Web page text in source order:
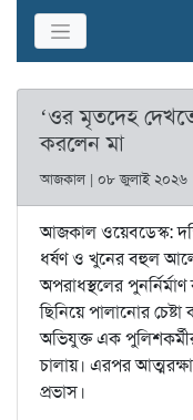
‘ওর মৃতদেহ
করলেন মা
আজকাল | ০৮ জুলাই ২০২৬
আজকাল ওয়েবডেস্ক:
ধর্ষণ ও খুনের বহুল
অপরাধস্থলের
ছিনিয়ে পালানোর
অভিযুক্ত এক
চালায়। এরপর
প্রভাস।